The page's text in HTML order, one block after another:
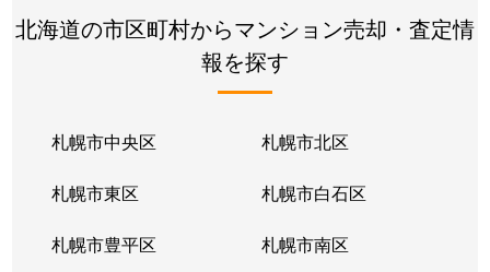
北２６条東
2,000万円 元町(札幌)
2,200万円
北３３条東
新道東
北３４条東
新道東
北３４条東
新道東
北海道の市区町村からマンション売却・査定情
報を探す
札幌市中央区 札幌市北区
札幌市東区 札幌市白石区
札幌市豊平区 札幌市南区